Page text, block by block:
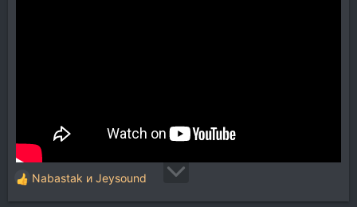
Р
е
Nabastak и Jeysound